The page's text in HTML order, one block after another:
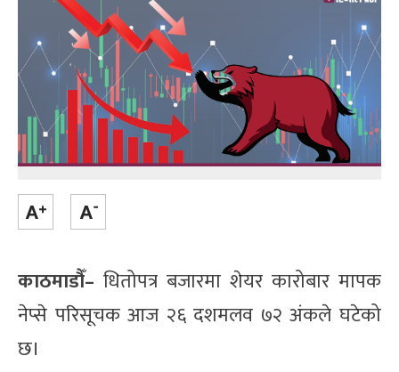
काठमाडौँ– धितोपत्र बजारमा शेयर कारोबार मापक
नेप्से परिसूचक आज २६ दशमलव ७२ अंकले घटेको
छ।